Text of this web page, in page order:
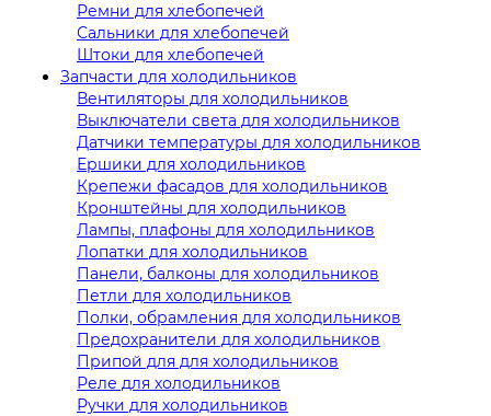
Ремни для хлебопечей
Сальники для хлебопечей
Штоки для хлебопечей
Запчасти для холодильников
Вентиляторы для холодильников
Выключатели света для холодильников
Датчики температуры для холодильников
Ершики для холодильников
Крепежи фасадов для холодильников
Кронштейны для холодильников
Лампы, плафоны для холодильников
Лопатки для холодильников
Панели, балконы для холодильников
Петли для холодильников
Полки, обрамления для холодильников
Предохранители для холодильников
Припой для для холодильников
Реле для холодильников
Ручки для холодильников